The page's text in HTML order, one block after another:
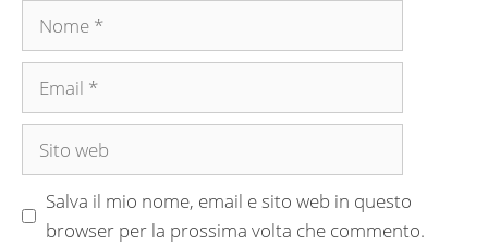
Nome
Email
Sito
Salva il mio nome, email e sito web in questo
browser per la prossima volta che commento.